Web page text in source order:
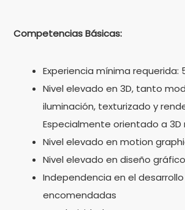
Competencias Básicas:
Experiencia mínima requerida:
Nivel elevado en 3D, tanto
iluminación, texturizado y
Especialmente orientado a 3D
Nivel elevado en motion
Nivel elevado en diseño
Independencia en el desarrollo
encomendadas